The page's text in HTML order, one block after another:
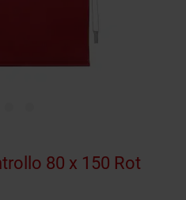
80 x 150 Rot